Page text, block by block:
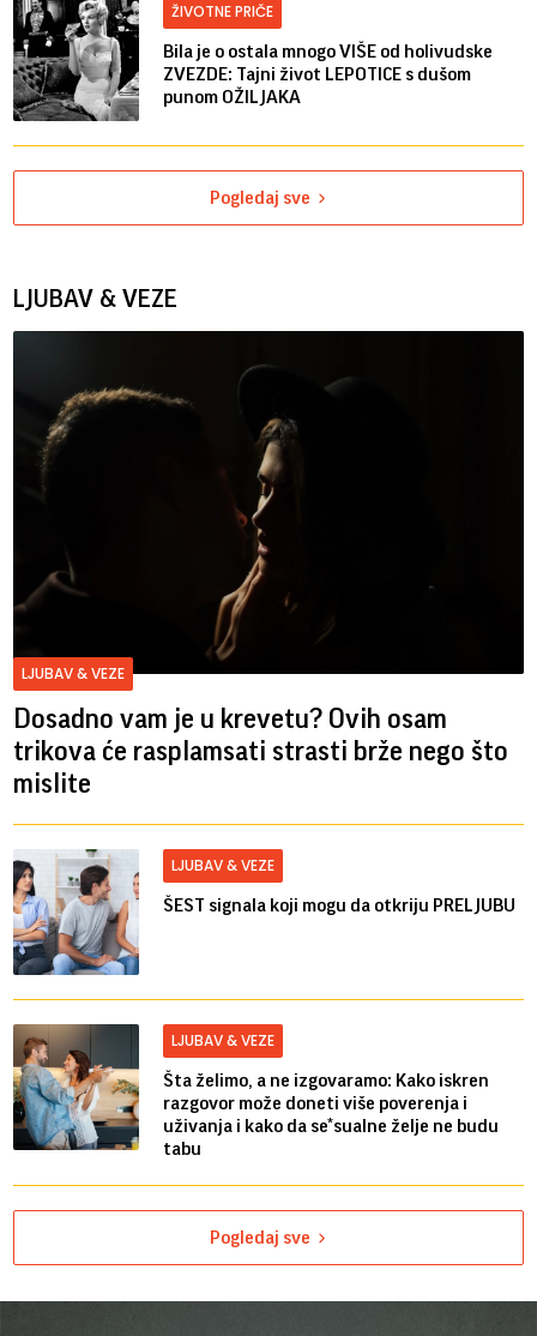
ŽIVOTNE PRIČE
Bila je o ostala mnogo VIŠE od holivudske
ZVEZDE: Tajni život LEPOTICE s dušom
punom OŽILJAKA
Pogledaj sve
LJUBAV & VEZE
LJUBAV & VEZE
Dosadno vam je u krevetu? Ovih osam
trikova će rasplamsati strasti brže nego što
mislite
LJUBAV & VEZE
ŠEST signala koji mogu da otkriju PRELJUBU
LJUBAV & VEZE
Šta želimo, a ne izgovaramo: Kako iskren
razgovor može doneti više poverenja i
uživanja i kako da se*sualne želje ne budu
tabu
Pogledaj sve